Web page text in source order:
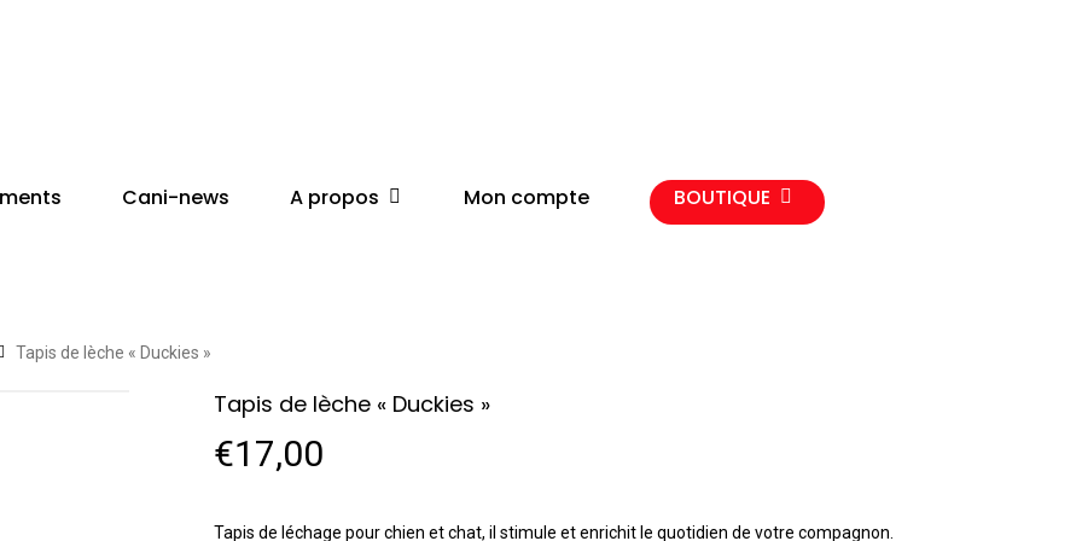
Cani-news A propos Mon compte BOUTIQUE
Tapis de lèche « Duckies »
Tapis de lèche « Duckies »
€17,00
Tapis de léchage pour chien et chat, il stimule et enrichit le quotidien de votre compagnon.